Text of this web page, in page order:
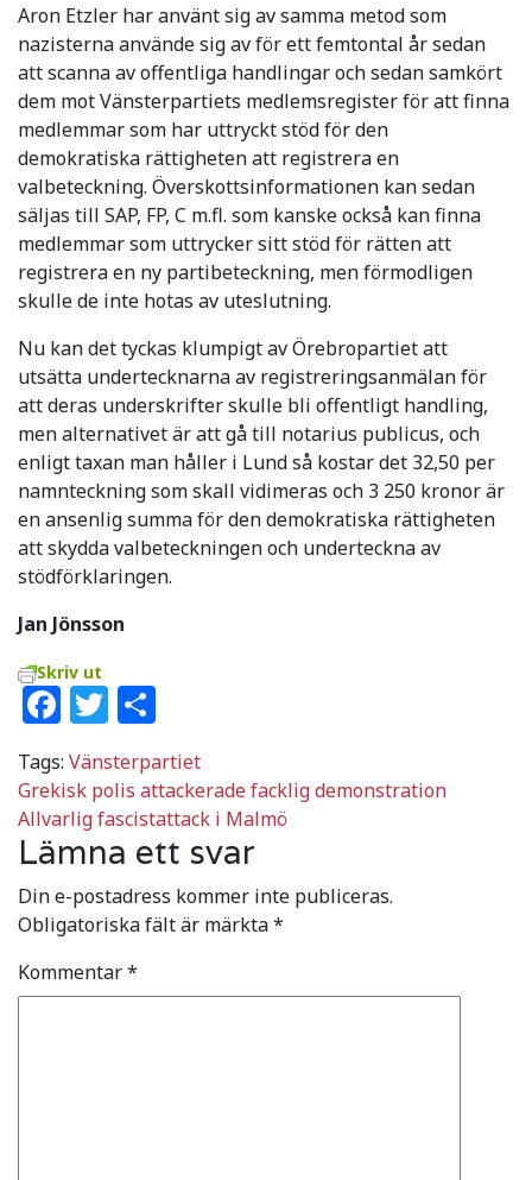
Aron Etzler har använt sig av samma metod som
nazisterna använde sig av för ett femtontal år sedan
att scanna av offentliga handlingar och sedan samkört
dem mot Vänsterpartiets medlemsregister för att finna
medlemmar som har uttryckt stöd för den
demokratiska rättigheten att registrera en
valbeteckning. Överskottsinformationen kan sedan
säljas till SAP, FP, C m.fl. som kanske också kan finna
medlemmar som uttrycker sitt stöd för rätten att
registrera en ny partibeteckning, men förmodligen
skulle de inte hotas av uteslutning.
Nu kan det tyckas klumpigt av Örebropartiet att
utsätta undertecknarna av registreringsanmälan för
att deras underskrifter skulle bli offentligt handling,
men alternativet är att gå till notarius publicus, och
enligt taxan man håller i Lund så kostar det 32,50 per
namnteckning som skall vidimeras och 3 250 kronor är
en ansenlig summa för den demokratiska rättigheten
att skydda valbeteckningen och underteckna av
stödförklaringen.
Jan Jönsson
Skriv ut
Facebook
Twitter
Tags: Vänsterpartiet
Inläggsnavigering
Grekisk polis attackerade facklig demonstration
Allvarlig fascistattack i Malmö
Lämna ett svar
Din e-postadress kommer inte publiceras.
Obligatoriska fält är märkta*
Kommentar*